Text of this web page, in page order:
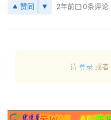
赞同 2年前 0条评论
请 登录 或者